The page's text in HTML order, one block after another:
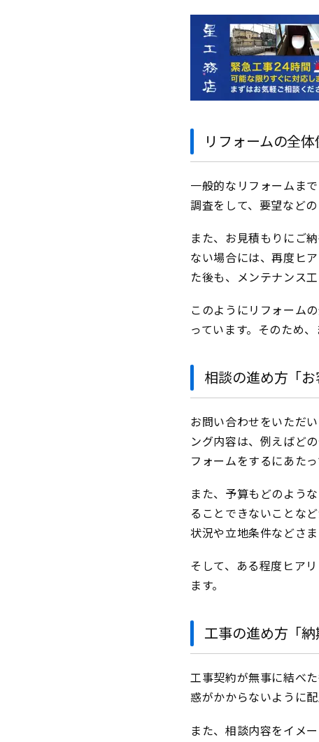
リフォームの全
一般的なリフォームま
調査をして、要望など
また、お見積もりにご
ない場合には、再度ヒ
た後も、メンテナンス
このようにリフォーム
っています。そのため
相談の進め方「お
お問い合わせをいただ
ング内容は、例えばど
フォームをするにあた
また、予算もどのよう
ることできないことな
状況や立地条件などさ
そして、ある程度ヒア
ます。
工事の進め方「納
工事契約が無事に結べ
惑がかからないように
また、相談内容をイメ